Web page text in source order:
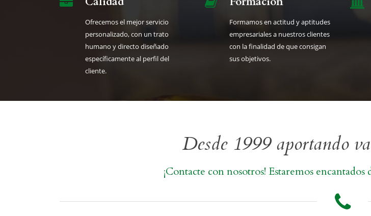
Ofrecemos el mejor servicio
personalizado, con un trato
humano y directo diseñado
específicamente al perfil del
cliente.
Formamos en actitud y aptitudes
empresariales a nuestros clientes
con la finalidad de que consigan
sus objetivos.
Desde 1999 aportando
¡Contacte con nosotros! Estaremos